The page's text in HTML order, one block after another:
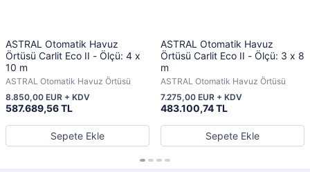
ASTRAL Otomatik Havuz
Örtüsü Carlit Eco II - Ölçü: 4 x
10 m
ASTRAL Otomatik Havuz Örtüsü
587.689,56 TL
8.850,00 EUR + KDV
Sepete Ekle
ASTRAL Otomatik Havuz
Örtüsü Carlit Eco II - Ölçü: 3 x 8
m
ASTRAL Otomatik Havuz Örtüsü
483.100,74 TL
7.275,00 EUR + KDV
Sepete Ekle